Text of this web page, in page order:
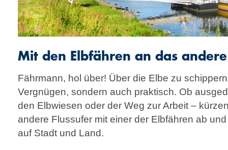
Mit den Elbfähren an das
Fährmann, hol über! Über die Elbe zu
Vergnügen, sondern auch praktisch. Ob
den Elbwiesen oder der Weg zur Arbeit –
andere Flussufer mit einer der Elbfähren ab
auf Stadt und Land.